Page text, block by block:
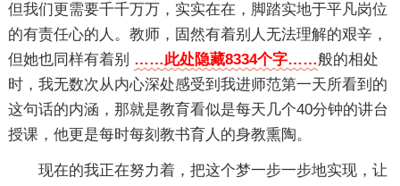
但我们更需要千千万万，实实在在，脚踏实地于平凡岗位
的有责任心的人。教师，固然有着别人无法理解的艰辛，
但她也同样有着别 ……此处隐藏8334个字……般的相处
时，我无数次从内心深处感受到我进师范第一天所看到的
这句话的内涵，那就是教育看似是每天几个40分钟的讲台
授课，他更是每时每刻教书育人的身教熏陶。
现在的我正在努力着，把这个梦一步一步地实现，让